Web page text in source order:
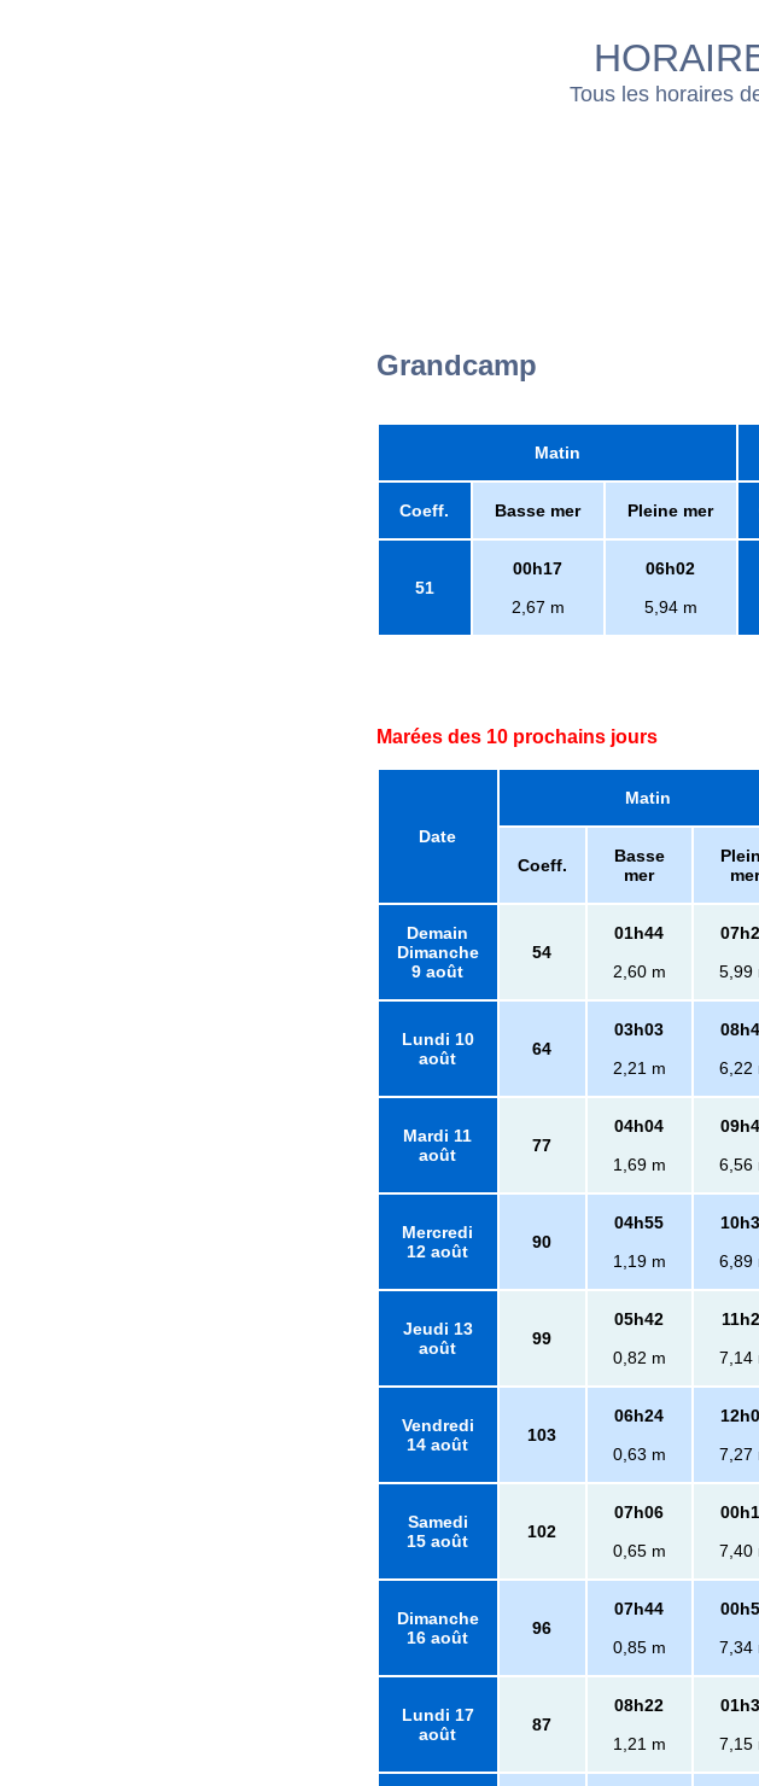
Tous les horaires
Grandcamp
Matin
Coeff. Basse mer Pleine mer
51
00h17
2,67 m
06h02
5,94 m
Marées des 10 prochains jours
Date
Matin
Coeff.
Basse
mer
Demain
Dimanche
9 août
54
01h44
2,60 m
5,99
Lundi 10
août
64
03h03
2,21 m
6,22
Mardi 11
août
77
04h04
1,69 m
6,56
Mercredi
12 août
90
04h55
1,19 m
6,89
Jeudi 13
août
99
05h42
0,82 m
7,14
Vendredi
14 août
103
06h24
0,63 m
7,27
Samedi
15 août
102
07h06
0,65 m
7,40
Dimanche
16 août
96
07h44
0,85 m
7,34
Lundi 17
août
87
08h22
1,21 m
7,15